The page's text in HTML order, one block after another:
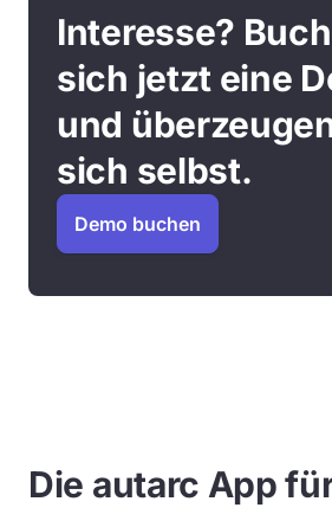
Interesse?
sich jetzt eine
und
sich selbst.
Demo buchen
Die autarc App